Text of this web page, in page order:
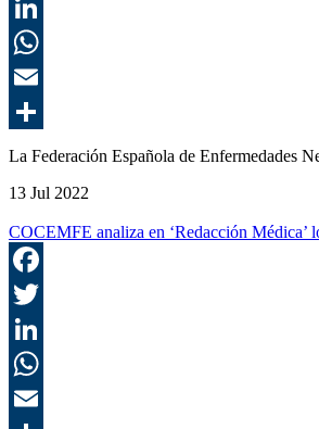
La Federación Española de Enfermedades
13 Jul 2022
COCEMFE analiza en ‘Redacción Médica’